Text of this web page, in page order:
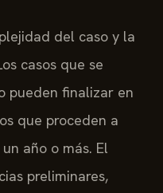
del caso y la
casos que se
pueden finalizar en
que proceden a
año o más. El
preliminares,